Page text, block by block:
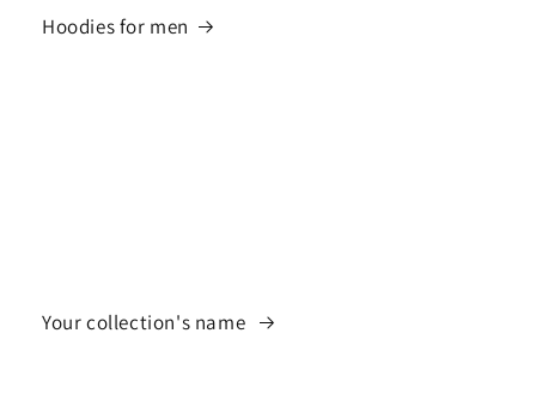
Hoodies for men
Your collection's name